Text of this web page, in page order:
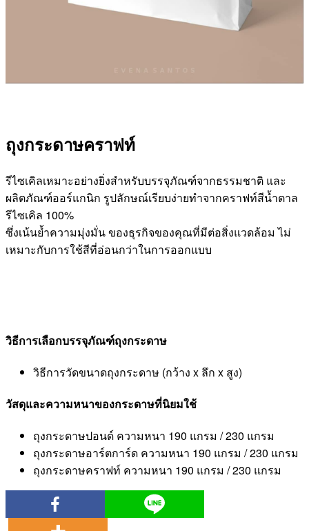
ถุงกระดาษคราฟท์
รีไซเคิลเหมาะอย่างยิ่งสำหรับบรรจุภัณฑ์จากธรรมชาติ และ
ผลิตภัณฑ์ออร์แกนิก รูปลักษณ์เรียบง่ายทำจากคราฟท์สีน้ำตาล
รีไซเคิล 100%
ซึ่งเน้นย้ำความมุ่งมั่น ของธุรกิจของคุณที่มีต่อสิ่งแวดล้อม ไม่
เหมาะกับการใช้สีที่อ่อนกว่าในการออกแบบ
วิธีการเลือกบรรจุภัณฑ์ถุงกระดาษ
วิธีการวัดขนาดถุงกระดาษ (กว้าง x ลึก x สูง)
วัสดุและความหนาของกระดาษที่นิยมใช้
ถุงกระดาษปอนด์ ความหนา 190 แกรม / 230 แกรม
ถุงกระดาษอาร์ตการ์ด ความหนา 190 แกรม / 230 แกรม
ถุงกระดาษคราฟท์ ความหนา 190 แกรม / 230 แกรม